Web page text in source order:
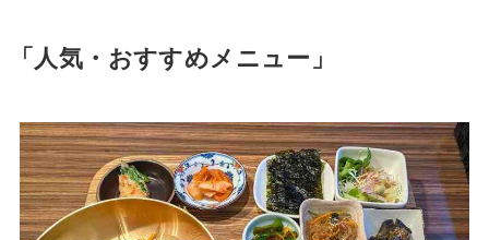
「人気・おすすめメニュー」